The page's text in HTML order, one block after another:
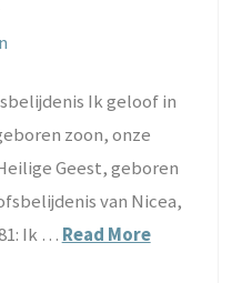
Ik geloof in
zoon, onze
Geest, geboren
van Nicea,
Ik … Read More